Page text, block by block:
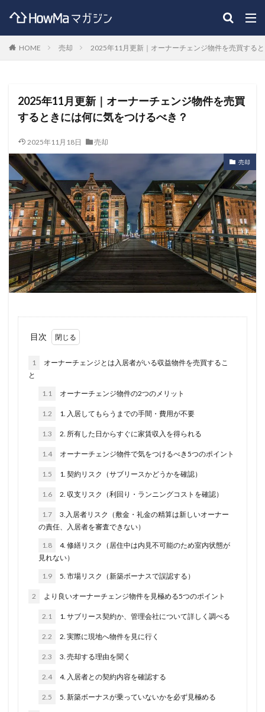
HOME 売却 2025年11月更新｜オーナーチェンジ物件を売買する
2025年11月更新｜オーナーチェンジ物件を売買
するときには何に気をつけるべき？
2025年11月18日 売却
売却
目次
1
オーナーチェンジとは入居者がいる収益物件を売買するこ
と
1.1 オーナーチェンジ物件の2つのメリット
1.2 1. 入居してもらうまでの手間・費用が不要
1.3 2. 所有した日からすぐに家賃収入を得られる
1.4 オーナーチェンジ物件で気をつけるべき5つのポイント
1.5 1. 契約リスク（サブリースかどうかを確認）
1.6 2. 収支リスク（利回り・ランニングコストを確認）
1.7
3.入居者リスク（敷金・礼金の精算は新しいオーナー
の責任、入居者を審査できない）
1.8
4. 修繕リスク（居住中は内見不可能のため室内状態が
見れない）
1.9 5. 市場リスク（新築ボーナスで誤認する）
2 より良いオーナーチェンジ物件を見極める5つのポイント
2.1 1. サブリース契約か、管理会社について詳しく調べる
2.2 2. 実際に現地へ物件を見に行く
2.3 3. 売却する理由を聞く
2.4 4. 入居者との契約内容を確認する
2.5 5. 新築ボーナスが乗っていないかを必ず見極める